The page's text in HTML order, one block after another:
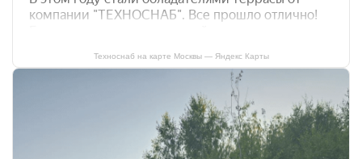
Техноснаб на карте Москвы — Яндекс Карты